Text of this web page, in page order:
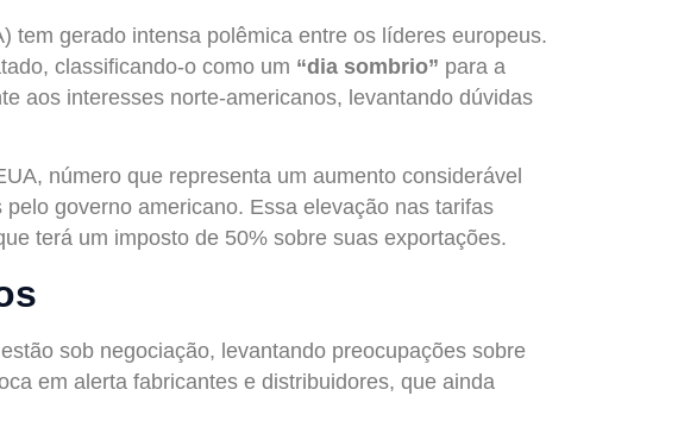
tem gerado intensa polêmica entre os líderes europeus.
classificando-o como um “dia sombrio” para a
aos interesses norte-americanos, levantando dúvidas
número que representa um aumento considerável
governo americano. Essa elevação nas tarifas
terá um imposto de 50% sobre suas exportações.
sob negociação, levantando preocupações sobre
em alerta fabricantes e distribuidores, que ainda